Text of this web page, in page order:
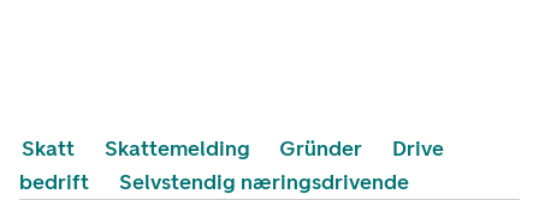
Skatt Skattemelding Gründer
Drive
bedrift
Selvstendig næringsdrivende